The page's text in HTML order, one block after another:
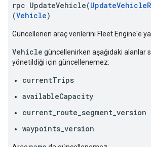
rpc UpdateVehicle(
(Vehicle)
Güncellenen araç verilerini Fleet Engine'e
Vehicle güncellenirken aşağıdaki alanlar
yönetildiği için güncellenemez:
currentTrips
availableCapacity
current_route_segment_version
waypoints_version